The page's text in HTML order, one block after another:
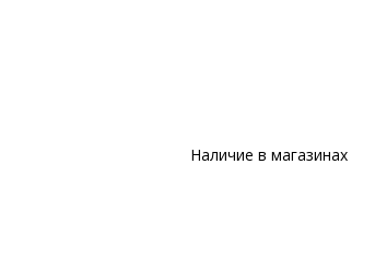
Наличие в магазинах